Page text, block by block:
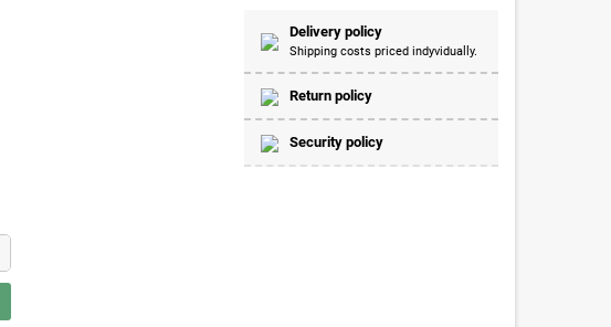
Delivery policy
Shipping costs priced indyvidually.
Return policy
Security policy